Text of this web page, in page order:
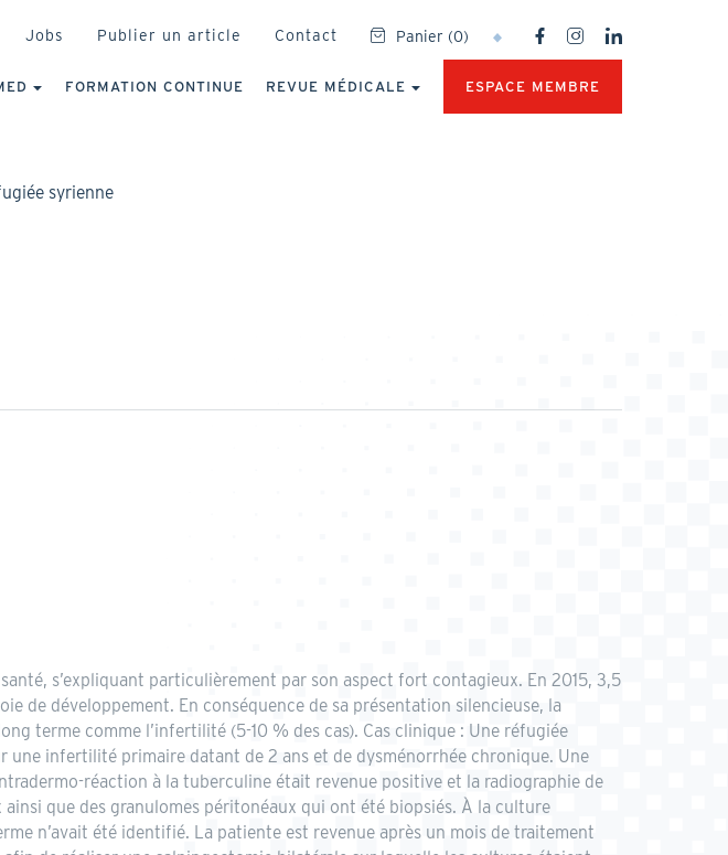
Jobs Publier un article Contact Panier (0)
SOCIAL
NETWORKS
FORMATION CONTINUE REVUE MÉDICALE ESPACE MEMBRE
syrienne
s’expliquant particulièrement par son aspect fort contagieux. En 2015, 3,5
de développement. En conséquence de sa présentation silencieuse, la
terme comme l’infertilité (5-10 % des cas). Cas clinique : Une réfugiée
une infertilité primaire datant de 2 ans et de dysménorrhée chronique. Une
réaction à la tuberculine était revenue positive et la radiographie de
que des granulomes péritonéaux qui ont été biopsiés. À la culture
n’avait été identifié. La patiente est revenue après un mois de traitement